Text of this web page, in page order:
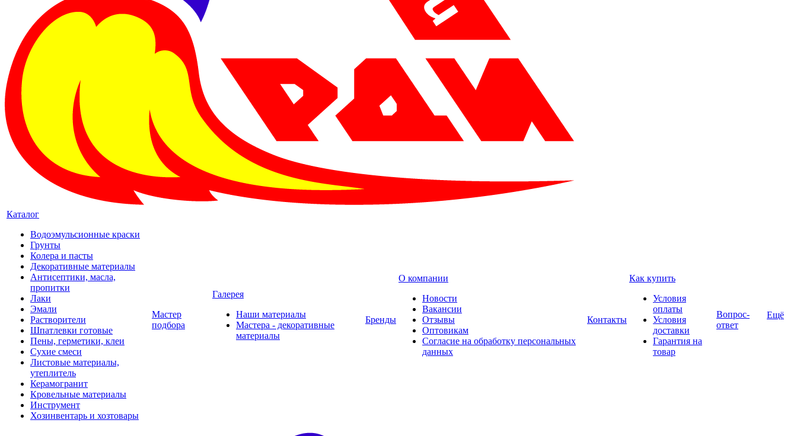
Каталог
Водоэмульсионные краски
Грунты
Колера и пасты
Декоративные материалы
Антисептики, масла,
пропитки
Лаки
Эмали
Растворители
Шпатлевки готовые
Пены, герметики, клеи
Сухие смеси
Листовые материалы,
утеплитель
Керамогранит
Кровельные материалы
Инструмент
Хозинвентарь и хозтовары
Мастер
подбора
Галерея
Наши материалы
Мастера - декоративные
материалы
Бренды
О компании
Новости
Вакансии
Отзывы
Оптовикам
Cогласие на обработку персональных
данных
Контакты
Как купить
Условия
оплаты
Условия
доставки
Гарантия на
товар
Вопрос-
ответ
Ещё